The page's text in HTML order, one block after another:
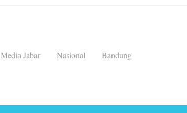
Media Jabar
Nasional Bandung